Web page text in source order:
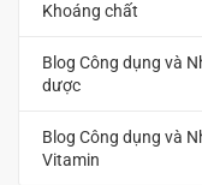
Khoáng chất
Blog Công dụng và
dược
Blog Công dụng và
Vitamin